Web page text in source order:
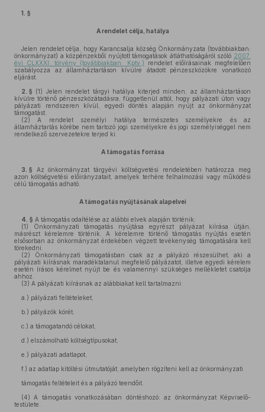
1. §
A rendelet célja, hatálya
Jelen rendelet célja, hogy Karancsalja község Önkormányzata (továbbiakban:
önkormányzat) a közpénzekből nyújtott támogatások átláthatóságáról szóló 2007.
évi CLXXXI. törvény (továbbiakban: Kptv.) rendelet előírásainak megfelelően
szabályozza az államháztartáson kívülre átadott pénzeszközökre vonatkozó
eljárást.
2. § (1) Jelen rendelet tárgyi hatálya kiterjed minden, az államháztartáson
kívülre történő pénzeszközátadásra, függetlenül attól, hogy pályázati úton vagy
pályázati rendszeren kívül, egyedi döntés alapján nyújt az önkormányzat
támogatást.
(2) A rendelet személyi hatálya természetes személyekre és az
államháztartás körébe nem tartozó jogi személyekre és jogi személyiséggel nem
rendelkező szervezetekre terjed ki.
A támogatás forrása
3. § Az önkormányzat tárgyévi költségvetési rendeletében határozza meg
azon költségvetési előirányzatait, amelyek terhére felhalmozási vagy működési
célú támogatás adható.
A támogatás nyújtásának alapelvei
4. § A támogatás odaítélése az alábbi elvek alapján történik:
(1) Önkormányzati támogatás nyújtása egyrészt pályázat kiírása útján,
másrészt kérelemre történik. A kérelemre történő támogatás nyújtás esetén
elsősorban az önkormányzat érdekében végzett tevékenység támogatására kell
törekedni.
(2) Önkormányzati támogatásban csak az a pályázó részesülhet, aki a
pályázati kiírásnak maradéktalanul megfelelő pályázatot, illetve egyedi kérelem
esetén írásos kérelmet nyújt be és valamennyi szükséges mellékletet csatolja
ahhoz.
(3) A pályázati kiírásnak az alábbiakat kell tartalmazni:
a.) pályázati feltételeket,
b.) pályázók körét,
c.) a támogatandó célokat,
d.) elszámolható költségtípusokat,
e.) pályázati adatlapot,
f.) az adatlap kitöltési útmutatóját, amelyben rögzíteni kell az önkormányzati
támogatás feltételeit és a pályázó teendőit.
(4) A támogatás vonatkozásában döntéshozó: az önkormányzat Képviselő-
testülete.